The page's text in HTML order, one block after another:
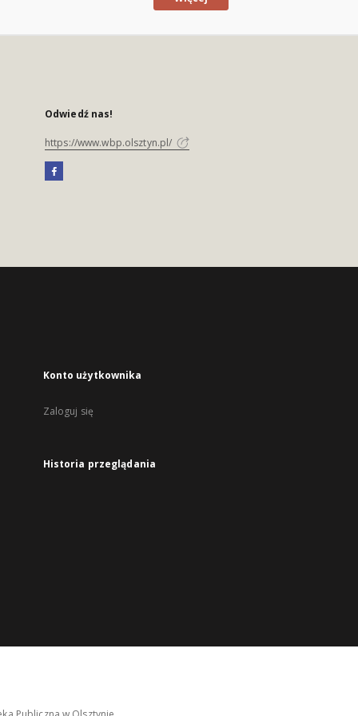
Odwiedź nas!
https://www.wbp.olsztyn.pl/
Konto użytkownika
Zaloguj się
Historia przeglądania